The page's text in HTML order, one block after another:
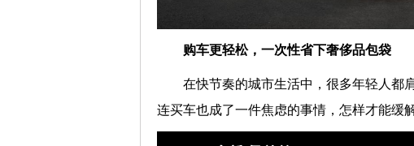
购车更轻松，一次性省下奢侈品包袋
在快节奏的城市生活中，很多年轻人
连买车也成了一件焦虑的事情，怎样才能缓